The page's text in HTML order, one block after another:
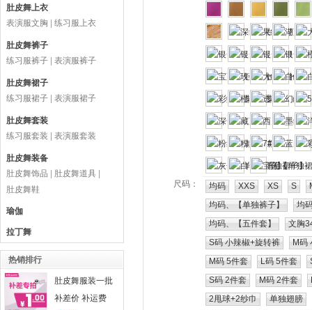
尺码： 均码 XXS XS S
均码、【单独裤子】
均
均码、【五件套】
文胸
S码 小辣椒+旋转裤
M码
M码 5件套
L码 5件套
S码 2件套
M码 2件套
2甩球+2纱巾
单独翅膀
肚皮舞上衣
表演服文胸
练习服上衣
肚皮舞裤子
练习服裤子
表演服裤子
肚皮舞裙子
练习服裙子
表演服裙子
肚皮舞套装
练习服套装
表演服套装
肚皮舞装备
肚皮舞饰品
肚皮舞道具
肚皮舞鞋
瑜伽
拉丁舞
热销排行
肚皮舞服装一批
补差价 补运费